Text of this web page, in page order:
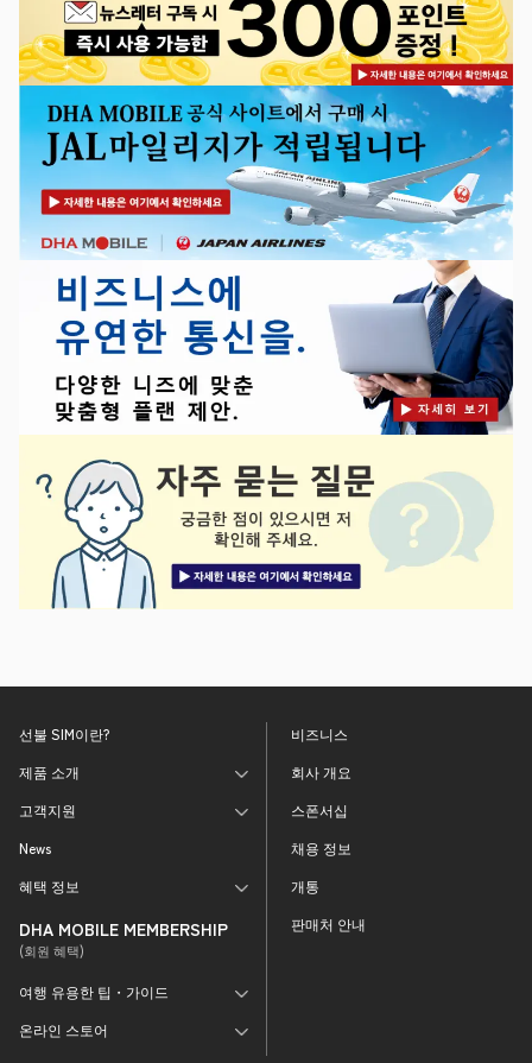
선불 SIM이란?
제품 소개
고객지원
News
혜택 정보
DHA MOBILE MEMBERSHIP
(회원 혜택)
여행 유용한 팁・가이드
온라인 스토어
비즈니스
회사 개요
스폰서십
채용 정보
개통
판매처 안내